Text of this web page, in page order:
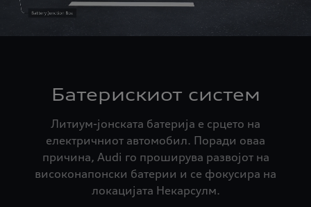
Батерискиот систем
Литиум-јонската батерија е срцето на
електричниот автомобил. Поради оваа
причина, Audi го проширува развојот на
високонапонски батерии и се фокусира на
локацијата Некарсулм.